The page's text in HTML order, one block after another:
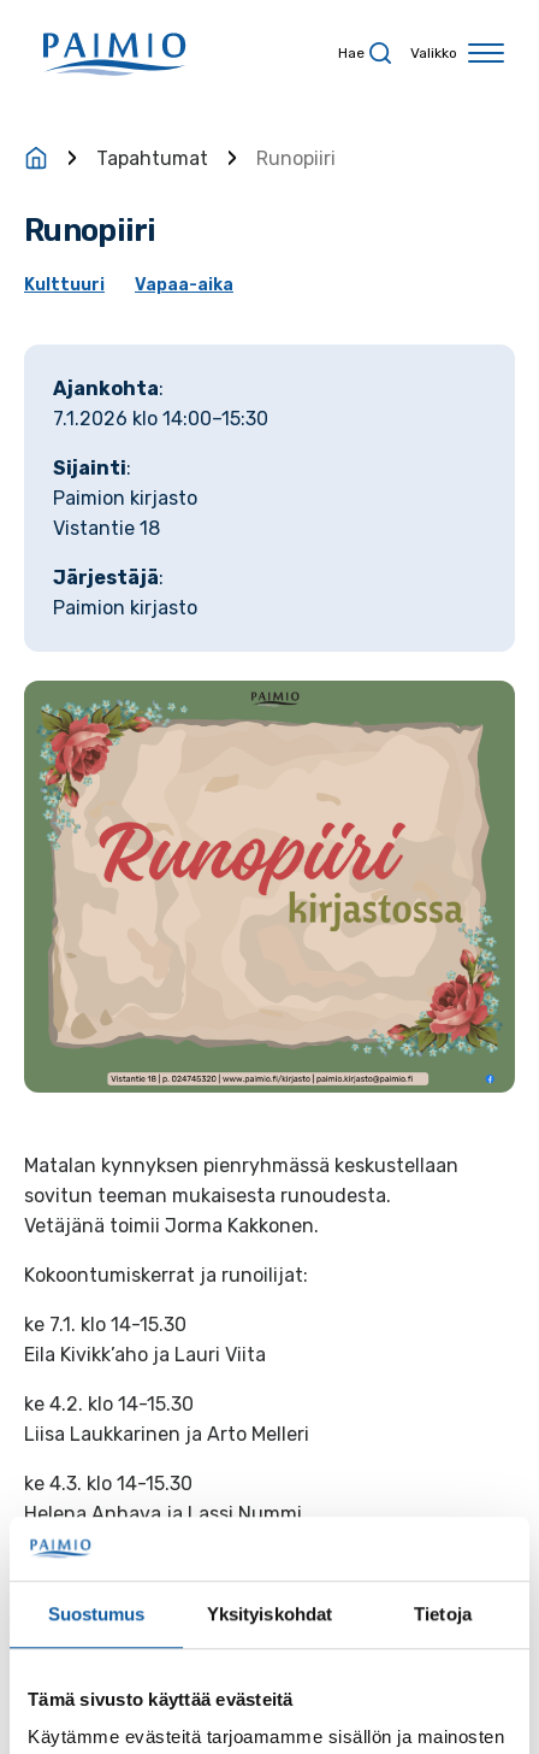
Suostumus Yksityiskohdat Tietoja
Tämä sivusto käyttää evästeitä
Käytämme evästeitä tarjoamamme sisällön ja mainosten
Hae Valikko
Tapahtumat Runopiiri
Runopiiri
Kulttuuri Vapaa-aika
Ajankohta:
7.1.2026 klo 14:00–15:30
Sijainti:
Paimion kirjasto
Vistantie 18
Järjestäjä:
Paimion kirjasto
Matalan kynnyksen pienryhmässä keskustellaan
sovitun teeman mukaisesta runoudesta.
Vetäjänä toimii Jorma Kakkonen.
Kokoontumiskerrat ja runoilijat:
ke 7.1. klo 14-15.30
Eila Kivikk’aho ja Lauri Viita
ke 4.2. klo 14-15.30
Liisa Laukkarinen ja Arto Melleri
ke 4.3. klo 14-15.30
Helena Anhava ja Lassi Nummi
ke 1.4. klo 14-15.30
Runopiiriin ei tarvitse ennakkoilmoittautua. Kirjoja
Tervetuloa mukaan!